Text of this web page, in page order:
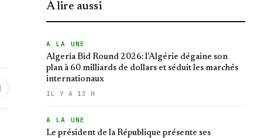
À lire aussi
A LA UNE
Algeria Bid Round 2026: l'Algérie dégaine son
plan à 60 milliards de dollars et séduit les marchés
internationaux
IL Y A 13 H
A LA UNE
Le président de la République présente ses